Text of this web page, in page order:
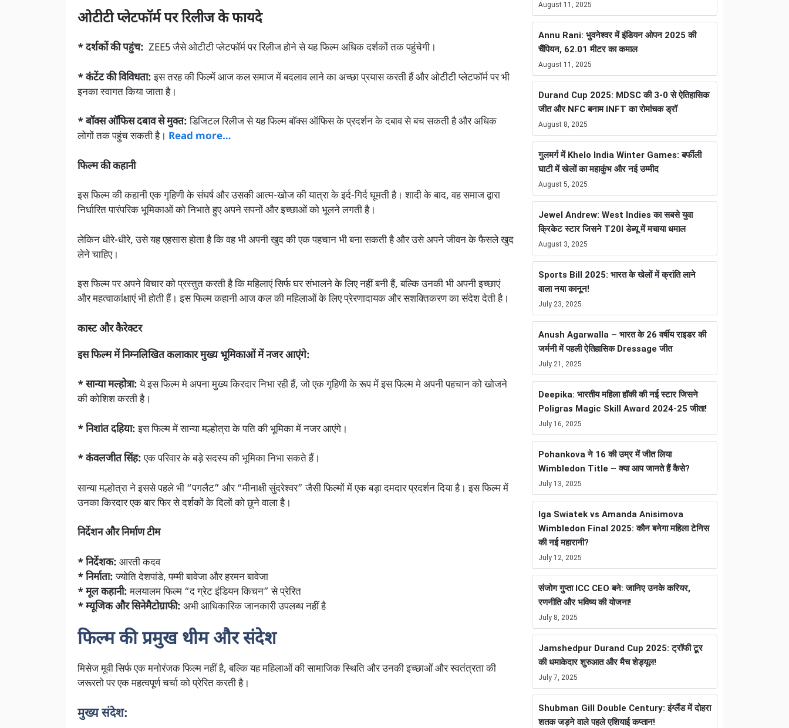
ओटीटी प्लेटफॉर्म पर रिलीज के फायदे
* दर्शकों की पहुंच: ZEE5 जैसे ओटीटी प्लेटफॉर्म पर रिलीज होने से यह फिल्म अधिक दर्शकों तक पहुंचेगी।
* कंटेंट की विविधता:इस तरह की फिल्में आज कल समाज में बदलाव लाने का अच्छा प्रयास करती हैं और ओटीटी प्लेटफॉर्म पर भी
इनका स्वागत किया जाता है।
* बॉक्स ऑफिस दबाव से मुक्त:डिजिटल रिलीज से यह फिल्म बॉक्स ऑफिस के प्रदर्शन के दबाव से बच सकती है और अधिक
लोगों तक पहुंच सकती है। Read more…
फिल्म की कहानी
इस फिल्म की कहानी एक गृहिणी के संघर्ष और उसकी आत्म-खोज की यात्रा के इर्द-गिर्द घूमती है। शादी के बाद, वह समाज द्वारा
निर्धारित पारंपरिक भूमिकाओं को निभाते हुए अपने सपनों और इच्छाओं को भूलने लगती है।
लेकिन धीरे-धीरे, उसे यह एहसास होता है कि वह भी अपनी खुद की एक पहचान भी बना सकती है और उसे अपने जीवन के फैसले खुद
लेने चाहिए।
इस फिल्म पर अपने विचार को प्रस्तुत करती है कि महिलाएं सिर्फ घर संभालने के लिए नहीं बनी हैं, बल्कि उनकी भी अपनी इच्छाएं
और महत्वाकांक्षाएं भी होती हैं। इस फिल्म कहानी आज कल की महिलाओं के लिए प्रेरणादायक और सशक्तिकरण का संदेश देती है।
कास्ट और कैरेक्टर
इस फिल्म में निम्नलिखित कलाकार मुख्य भूमिकाओं में नजर आएंगे:
* सान्या मल्होत्रा:ये इस फिल्म मे अपना मुख्य किरदार निभा रही हैं, जो एक गृहिणी के रूप में इस फिल्म मे अपनी पहचान को खोजने
की कोशिश करती है।
* निशांत दहिया:इस फिल्म में सान्या मल्होत्रा के पति की भूमिका में नजर आएंगे।
* कंवलजीत सिंह:एक परिवार के बड़े सदस्य की भूमिका निभा सकते हैं।
सान्या मल्होत्रा ने इससे पहले भी “पगलैट” और “मीनाक्षी सुंदरेश्वर” जैसी फिल्मों में एक बड़ा दमदार प्रदर्शन दिया है। इस फिल्म में
उनका किरदार एक बार फिर से दर्शकों के दिलों को छूने वाला है।
निर्देशन और निर्माण टीम
* निर्देशक: आरती कदव
* निर्माता:ज्योति देशपांडे, पम्मी बावेजा और हरमन बावेजा
* मूल कहानी:मलयालम फिल्म “द ग्रेट इंडियन किचन” से प्रेरित
* म्यूजिक और सिनेमैटोग्राफी: अभी आधिकारिक जानकारी उपलब्ध नहीं है
फिल्म की प्रमुख थीम और संदेश
मिसेज मूवी सिर्फ एक मनोरंजक फिल्म नहीं है, बल्कि यह महिलाओं की सामाजिक स्थिति और उनकी इच्छाओं और स्वतंत्रता की
जरूरतो पर एक महत्वपूर्ण चर्चा को प्रेरित करती है।
मुख्य संदेश:
August 11, 2025
Annu Rani: भुवनेश्वर में इंडियन ओपन 2025 की
चैंपियन, 62.01 मीटर का कमाल
August 11, 2025
Durand Cup 2025: MDSC की 3-0 से ऐतिहासिक
जीत और NFC बनाम INFT का रोमांचक ड्रॉ
August 8, 2025
गुलमर्ग में Khelo India Winter Games: बर्फीली
घाटी में खेलों का महाकुंभ और नई उम्मीद
August 5, 2025
Jewel Andrew: West Indies का सबसे युवा
क्रिकेट स्टार जिसने T20I डेब्यू में मचाया धमाल
August 3, 2025
Sports Bill 2025: भारत के खेलों में क्रांति लाने
वाला नया कानून!
July 23, 2025
Anush Agarwalla – भारत के 26 वर्षीय राइडर की
जर्मनी में पहली ऐतिहासिक Dressage जीत
July 21, 2025
Deepika: भारतीय महिला हॉकी की नई स्टार जिसने
Poligras Magic Skill Award 2024-25 जीता!
July 16, 2025
Pohankova ने 16 की उम्र में जीत लिया
Wimbledon Title – क्या आप जानते हैं कैसे?
July 13, 2025
Iga Swiatek vs Amanda Anisimova
Wimbledon Final 2025: कौन बनेगा महिला टेनिस
की नई महारानी?
July 12, 2025
संजोग गुप्ता ICC CEO बने: जानिए उनके करियर,
रणनीति और भविष्य की योजना!
July 8, 2025
Jamshedpur Durand Cup 2025: ट्रॉफी टूर
की धमाकेदार शुरुआत और मैच शेड्यूल!
July 7, 2025
Shubman Gill Double Century: इंग्लैंड में दोहरा
शतक जड़ने वाले पहले एशियाई कप्तान!